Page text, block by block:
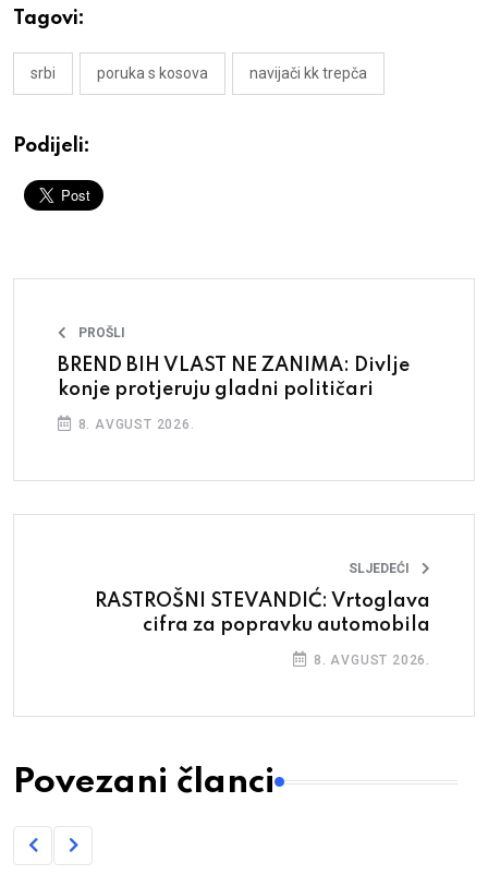
Tagovi:
srbi poruka s kosova navijači kk trepča
Podijeli:
PROŠLI
BREND BIH VLAST NE ZANIMA: Divlje
konje protjeruju gladni političari
8. AVGUST 2026.
SLJEDEĆI
RASTROŠNI STEVANDIĆ: Vrtoglava
cifra za popravku automobila
8. AVGUST 2026.
Povezani članci